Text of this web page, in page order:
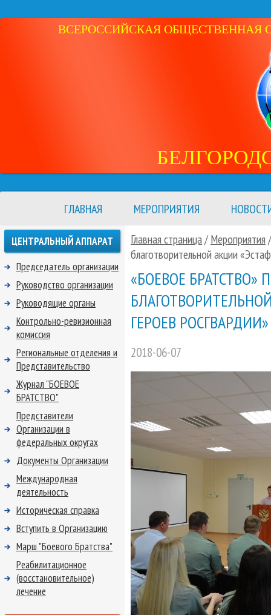
ВСЕРОССИЙСКАЯ ОБЩЕСТВЕННАЯ
ГЛАВНАЯ МЕРОПРИЯТИЯ
Главная страница/ Мероприятия
благотворительной акции
«БОЕВОЕ БРАТСТВО»
ГЕРОЕВ РОСГВАРДИИ»
2018-06-07
ЦЕНТРАЛЬНЫЙ АППАРАТ
Председатель организации
Руководство организации
Руководящие органы
Контрольно-ревизионная
комиссия
Региональные отделения и
Представительство
Журнал "БОЕВОЕ
БРАТСТВО"
Представители
Организации в
федеральных округах
Документы Организации
Международная
деятельность
Историческая справка
Вступить в Организацию
Марш "Боевого Братства"
Реабилитационное
(восстановительное)
лечение